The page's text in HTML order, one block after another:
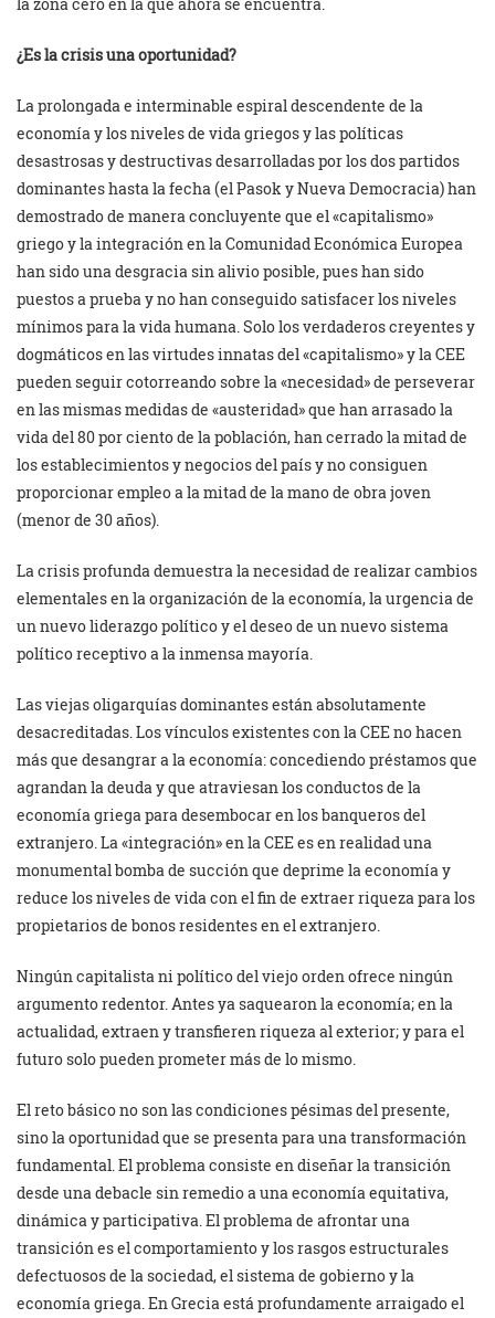
¿Es la crisis una oportunidad?
La prolongada e interminable espiral descendente de la
economía y los niveles de vida griegos y las políticas
desastrosas y destructivas desarrolladas por los dos partidos
dominantes hasta la fecha (el Pasok y Nueva Democracia) han
demostrado de manera concluyente que el «capitalismo»
griego y la integración en la Comunidad Económica Europea
han sido una desgracia sin alivio posible, pues han sido
puestos a prueba y no han conseguido satisfacer los niveles
mínimos para la vida humana. Solo los verdaderos creyentes y
dogmáticos en las virtudes innatas del «capitalismo» y la CEE
pueden seguir cotorreando sobre la «necesidad» de perseverar
en las mismas medidas de «austeridad» que han arrasado la
vida del 80 por ciento de la población, han cerrado la mitad de
los establecimientos y negocios del país y no consiguen
proporcionar empleo a la mitad de la mano de obra joven
(menor de 30 años).
La crisis profunda demuestra la necesidad de realizar cambios
elementales en la organización de la economía, la urgencia de
un nuevo liderazgo político y el deseo de un nuevo sistema
político receptivo a la inmensa mayoría.
Las viejas oligarquías dominantes están absolutamente
desacreditadas. Los vínculos existentes con la CEE no hacen
más que desangrar a la economía: concediendo préstamos que
agrandan la deuda y que atraviesan los conductos de la
economía griega para desembocar en los banqueros del
extranjero. La «integración» en la CEE es en realidad una
monumental bomba de succión que deprime la economía y
reduce los niveles de vida con el fin de extraer riqueza para los
propietarios de bonos residentes en el extranjero.
Ningún capitalista ni político del viejo orden ofrece ningún
argumento redentor. Antes ya saquearon la economía; en la
actualidad, extraen y transfieren riqueza al exterior; y para el
futuro solo pueden prometer más de lo mismo.
El reto básico no son las condiciones pésimas del presente,
sino la oportunidad que se presenta para una transformación
fundamental. El problema consiste en diseñar la transición
desde una debacle sin remedio a una economía equitativa,
dinámica y participativa. El problema de afrontar una
transición es el comportamiento y los rasgos estructurales
defectuosos de la sociedad, el sistema de gobierno y la
economía griega. En Grecia está profundamente arraigado el